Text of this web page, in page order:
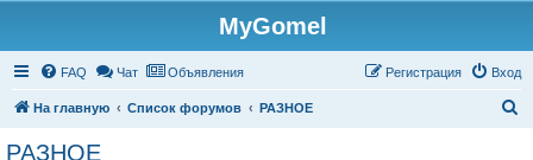
MyGomel
FAQ Чат Объявления Вход
Регистрация
На главную Список форумов РАЗНОЕ
РАЗНОЕ